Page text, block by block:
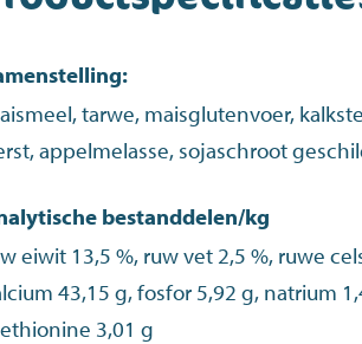
tarwe, maisglutenvoer,
appelmelasse, sojaschroot
bestanddelen/kg
eiwit 13,5 %, ruw vet 2,5 %, ruwe
43,15 g, fosfor 5,92 g, natrium
3,01 g